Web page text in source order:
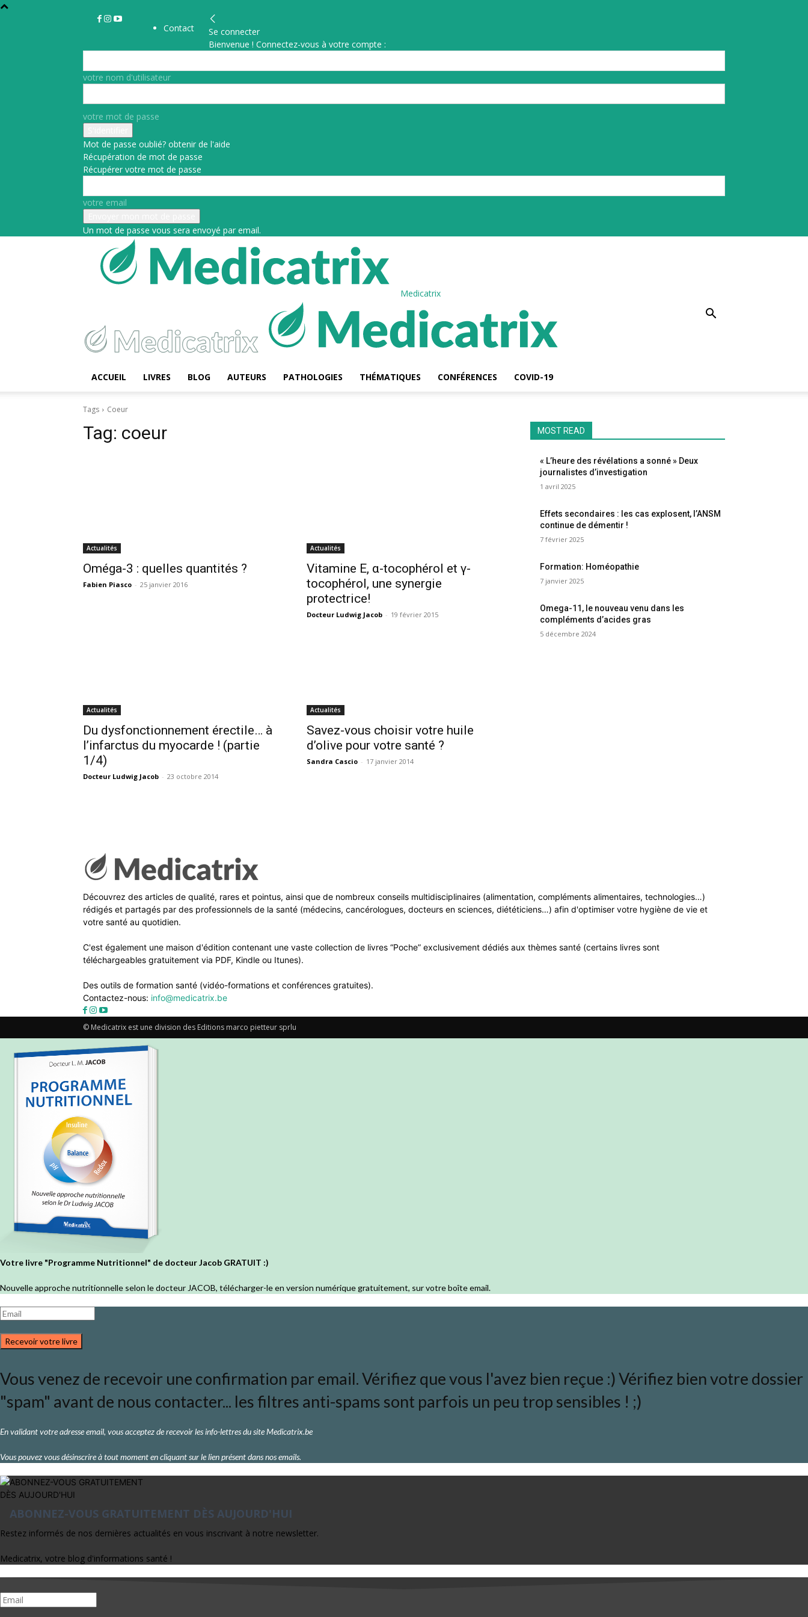
Contact
Se connecter
Bienvenue ! Connectez-vous à votre compte :
votre nom d'utilisateur
votre mot de passe
Mot de passe oublié? obtenir de l'aide
Récupération de mot de passe
Récupérer votre mot de passe
votre email
Un mot de passe vous sera envoyé par email.
Medicatrix
ACCUEIL LIVRES BLOG AUTEURS PATHOLOGIES THÉMATIQUES CONFÉRENCES COVID-19
Tags Coeur
Tag: coeur
Actualités
Oméga-3 : quelles quantités ?
Fabien Piasco - 25 janvier 2016
Actualités
Vitamine E, α-tocophérol et γ-
tocophérol, une synergie
protectrice!
Docteur Ludwig Jacob - 19 février 2015
Actualités
Du dysfonctionnement érectile… à
l’infarctus du myocarde ! (partie
1/4)
Docteur Ludwig Jacob - 23 octobre 2014
Actualités
Savez-vous choisir votre huile
d’olive pour votre santé ?
Sandra Cascio - 17 janvier 2014
MOST READ
« L’heure des révélations a sonné » Deux
journalistes d’investigation
1 avril 2025
Effets secondaires : les cas explosent, l’ANSM
continue de démentir !
7 février 2025
Formation: Homéopathie
7 janvier 2025
Omega-11, le nouveau venu dans les
compléments d’acides gras
5 décembre 2024
Découvrez des articles de qualité, rares et pointus, ainsi que de nombreux conseils multidisciplinaires (alimentation, compléments alimentaires, technologies…)
rédigés et partagés par des professionnels de la santé (médecins, cancérologues, docteurs en sciences, diététiciens…) afin d'optimiser votre hygiène de vie et
votre santé au quotidien.
C'est également une maison d'édition contenant une vaste collection de livres “Poche” exclusivement dédiés aux thèmes santé (certains livres sont
téléchargeables gratuitement via PDF, Kindle ou Itunes).
Des outils de formation santé (vidéo-formations et conférences gratuites).
Contactez-nous: info@medicatrix.be
© Medicatrix est une division des Editions marco pietteur sprlu
Votre livre "Programme Nutritionnel" de docteur Jacob GRATUIT :)
Nouvelle approche nutritionnelle selon le docteur JACOB, télécharger-le en version numérique gratuitement, sur votre boîte email.
Recevoir votre livre
Vous venez de recevoir une confirmation par email. Vérifiez que vous l'avez bien reçue :) Vérifiez bien votre dossier
"spam" avant de nous contacter... les filtres anti-spams sont parfois un peu trop sensibles ! ;)
En validant votre adresse email, vous acceptez de recevoir les info-lettres du site Medicatrix.be
Vous pouvez vous désinscrire à tout moment en cliquant sur le lien présent dans nos emails.
ABONNEZ-VOUS GRATUITEMENT DÈS AUJOURD'HUI
Restez informés de nos dernières actualités en vous inscrivant à notre newsletter.
Medicatrix, votre blog d'informations santé !